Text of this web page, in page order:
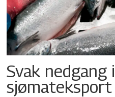
Svak nedgang